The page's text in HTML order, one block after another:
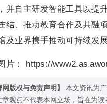
并自主研发智能工具以提
结、推动教育合作及共融
及业界携手推动可持续发
片： https://
网版权与免责声明】
本文资讯为
章观点不代表本网立场，旨在为